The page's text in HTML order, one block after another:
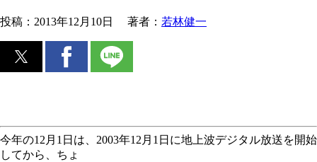
投稿： 2013年12月10日 著者： 若林健一
今年の12月1日は、2003年12月1日に地上波デジタル放送を開始
してから、ちょ